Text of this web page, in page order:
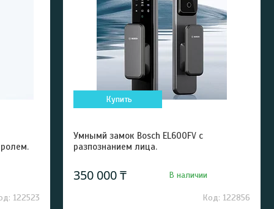
122523
Купить
Умнымй замок Bosch EL600FV с
разпознанием лица.
350 000 ₸ В наличии
122856